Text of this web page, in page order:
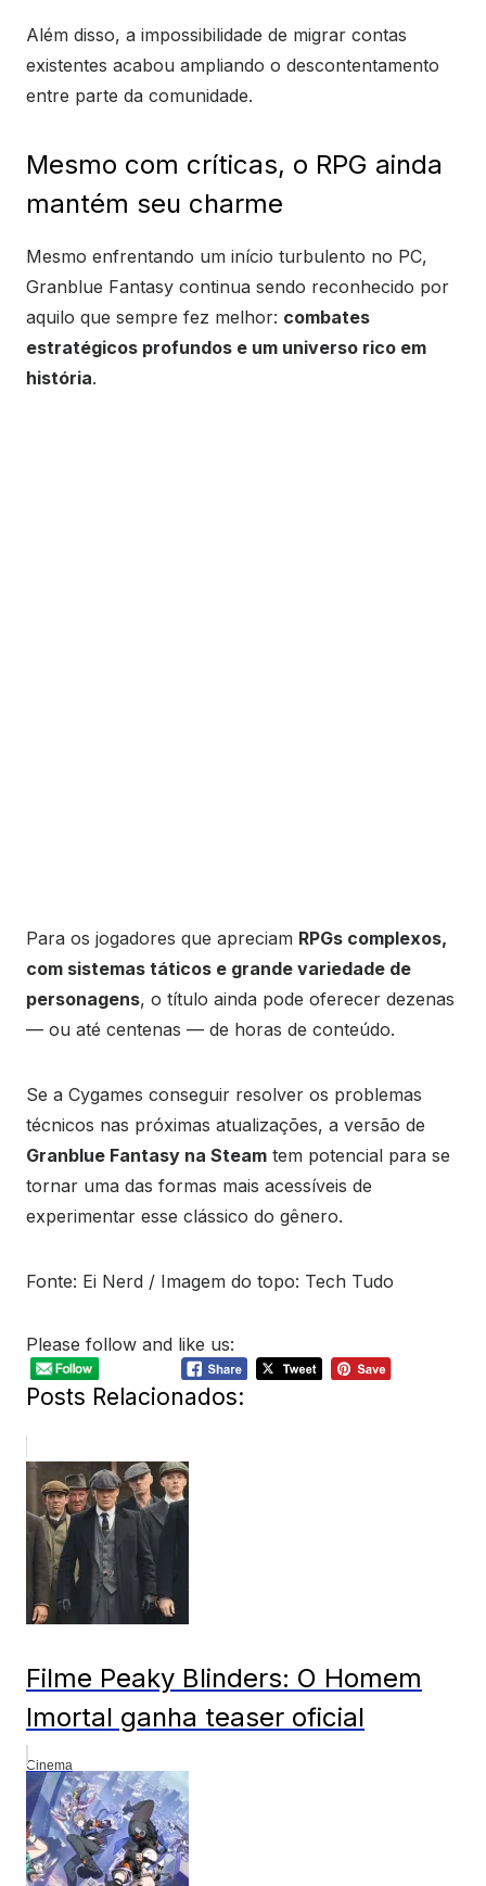
Além disso, a impossibilidade de migrar contas
existentes acabou ampliando o descontentamento
entre parte da comunidade.
Mesmo com críticas, o RPG ainda
mantém seu charme
Mesmo enfrentando um início turbulento no PC,
Granblue Fantasy continua sendo reconhecido por
aquilo que sempre fez melhor: combates
estratégicos profundos e um universo rico em
história.
Para os jogadores que apreciam RPGs complexos,
com sistemas táticos e grande variedade de
personagens, o título ainda pode oferecer dezenas
— ou até centenas — de horas de conteúdo.
Se a Cygames conseguir resolver os problemas
técnicos nas próximas atualizações, a versão de
Granblue Fantasy na Steam tem potencial para se
tornar uma das formas mais acessíveis de
experimentar esse clássico do gênero.
Fonte: Ei Nerd / Imagem do topo: Tech Tudo
Please follow and like us:
Posts Relacionados:
Filme Peaky Blinders: O Homem
Imortal ganha teaser oficial
Cinema